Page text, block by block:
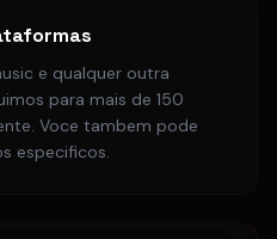
e qualquer outra
para mais de 150
Voce tambem pode
especificos.